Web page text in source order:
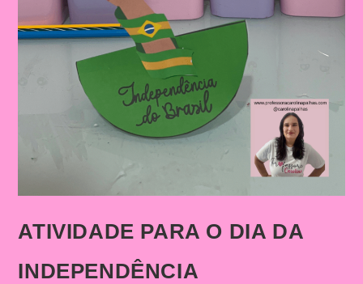
ATIVIDADE PARA O DIA DA
INDEPENDÊNCIA